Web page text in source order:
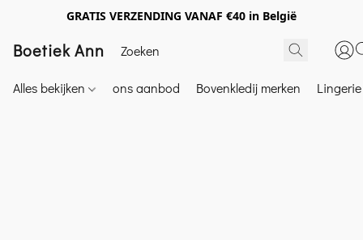
GRATIS VERZENDING VANAF €40 in België
Boetiek Ann
Alles bekijken ons aanbod Bovenkledij merken